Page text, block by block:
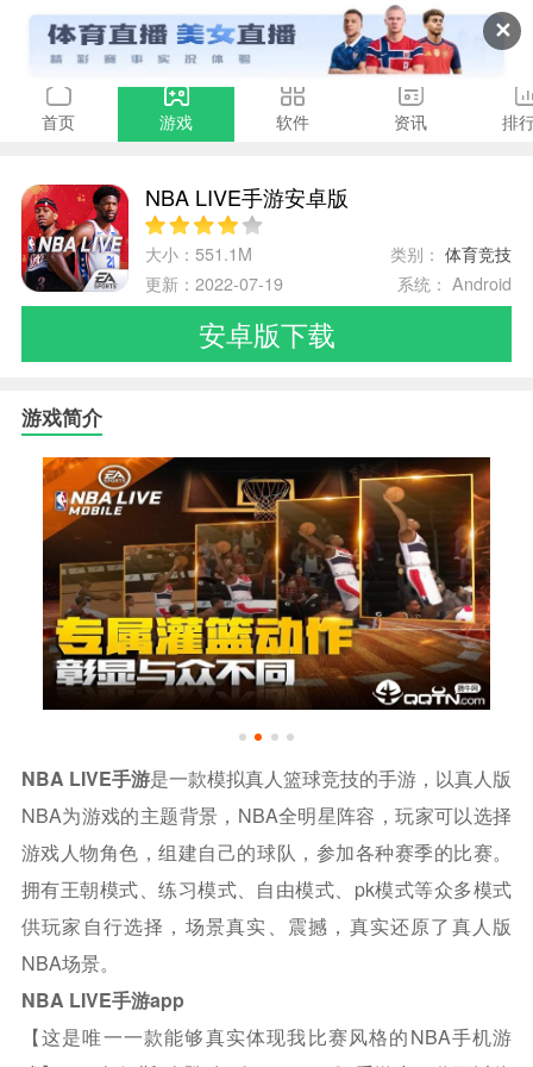
✕
首页 游戏 软件 资讯 排
NBA LIVE手游安卓版
大小：551.1M 类别：体育竞技
更新：2022-07-19
系统： Android
安卓版下载
游戏简介
NBA LIVE手游是一款模拟真人篮球竞技的手游，以真人版
NBA为游戏的主题背景，NBA全明星阵容，玩家可以选择
游戏人物角色，组建自己的球队，参加各种赛季的比赛。
拥有王朝模式、练习模式、自由模式、pk模式等众多模式
供玩家自行选择，场景真实、震撼，真实还原了真人版
NBA场景。
NBA LIVE手游app
【这是唯一一款能够真实体现我比赛风格的NBA手机游